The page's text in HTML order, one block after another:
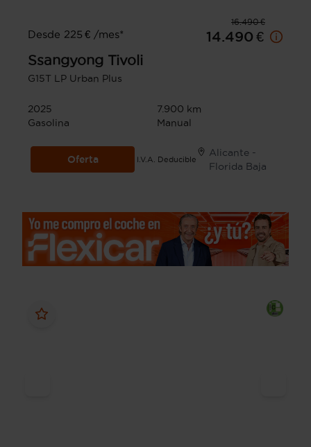
16.490 €
Desde 225 € /mes*
14.490 €
Ssangyong Tivoli
G15T LP Urban Plus
2025
7.900 km
Gasolina
Manual
Oferta I.V.A. Deducible
Alicante -
Florida Baja